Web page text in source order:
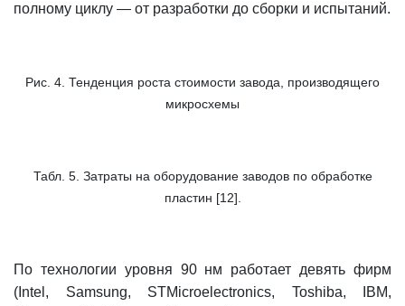
полному циклу — от разработки до сборки и испытаний.
Рис. 4. Тенденция роста стоимости завода, производящего
микросхемы
Табл. 5. Затраты на оборудование заводов по обработке
пластин [12].
По технологии уровня 90 нм работает девять фирм
(Intel, Samsung, STMicroelectronics, Toshiba, IBM,